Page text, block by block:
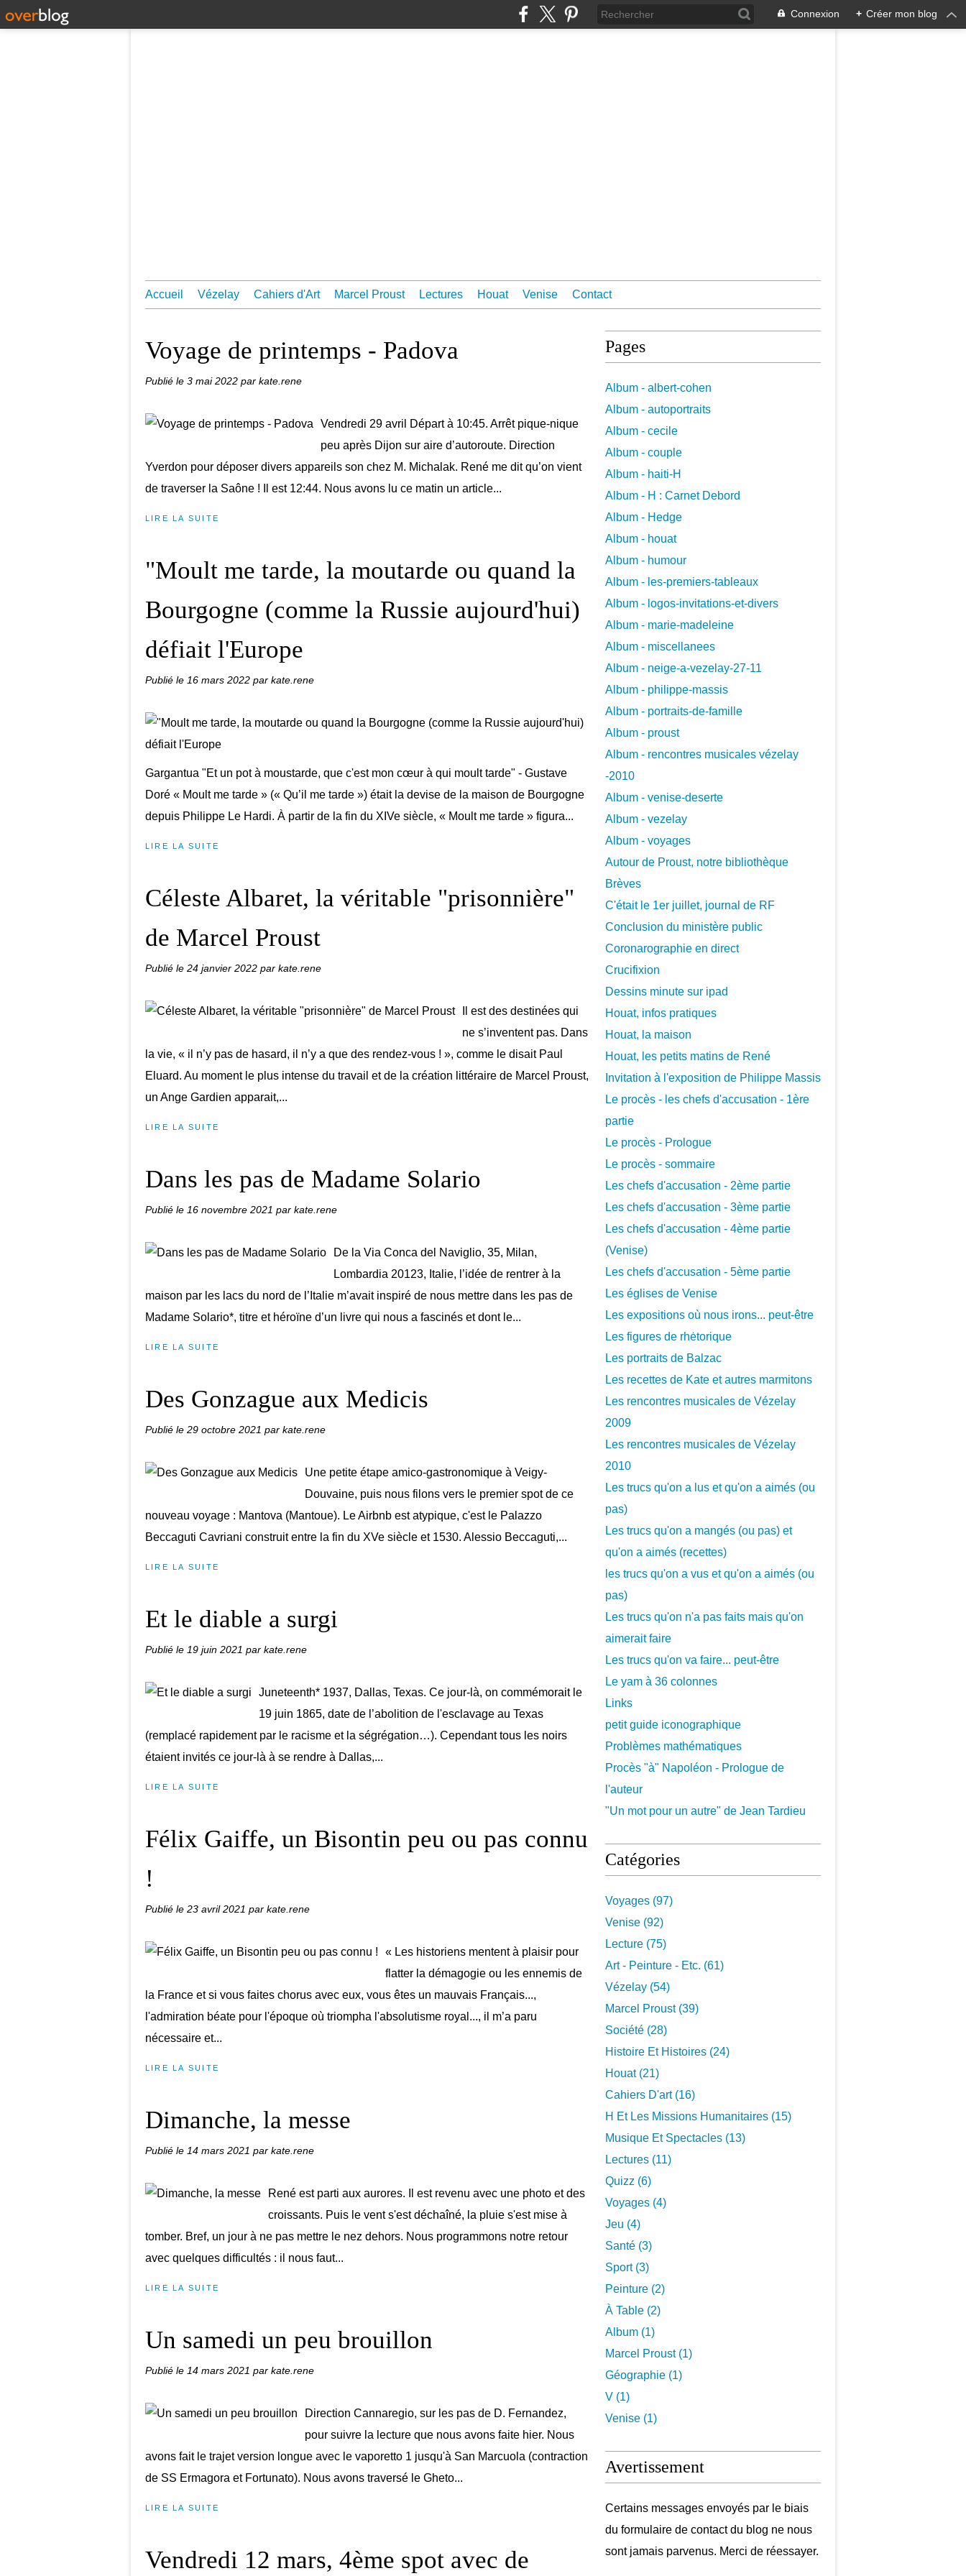
Connexion + Créer mon blog
Accueil Vézelay Cahiers d'Art Marcel Proust Lectures Houat Venise Contact
Voyage de printemps - Padova
Publié le 3 mai 2022 par kate.rene
Vendredi 29 avril Départ à 10:45. Arrêt pique-nique
peu après Dijon sur aire d’autoroute. Direction
Yverdon pour déposer divers appareils son chez M. Michalak. René me dit qu’on vient
de traverser la Saône ! Il est 12:44. Nous avons lu ce matin un article...
LIRE LA SUITE
"Moult me tarde, la moutarde ou quand la
Bourgogne (comme la Russie aujourd'hui)
défiait l'Europe
Publié le 16 mars 2022 par kate.rene
Gargantua "Et un pot à moustarde, que c'est mon cœur à qui moult tarde" - Gustave
Doré « Moult me tarde » (« Qu’il me tarde ») était la devise de la maison de Bourgogne
depuis Philippe Le Hardi. À partir de la fin du XIVe siècle, « Moult me tarde » figura...
LIRE LA SUITE
Céleste Albaret, la véritable "prisonnière"
de Marcel Proust
Publié le 24 janvier 2022 par kate.rene
Il est des destinées qui
ne s’inventent pas. Dans
la vie, « il n’y pas de hasard, il n’y a que des rendez-vous ! », comme le disait Paul
Eluard. Au moment le plus intense du travail et de la création littéraire de Marcel Proust,
un Ange Gardien apparait,...
LIRE LA SUITE
Dans les pas de Madame Solario
Publié le 16 novembre 2021 par kate.rene
De la Via Conca del Naviglio, 35, Milan,
Lombardia 20123, Italie, l’idée de rentrer à la
maison par les lacs du nord de l’Italie m’avait inspiré de nous mettre dans les pas de
Madame Solario*, titre et héroïne d’un livre qui nous a fascinés et dont le...
LIRE LA SUITE
Des Gonzague aux Medicis
Publié le 29 octobre 2021 par kate.rene
Une petite étape amico-gastronomique à Veigy-
Douvaine, puis nous filons vers le premier spot de ce
nouveau voyage : Mantova (Mantoue). Le Airbnb est atypique, c'est le Palazzo
Beccaguti Cavriani construit entre la fin du XVe siècle et 1530. Alessio Beccaguti,...
LIRE LA SUITE
Et le diable a surgi
Publié le 19 juin 2021 par kate.rene
Juneteenth* 1937, Dallas, Texas. Ce jour-là, on commémorait le
19 juin 1865, date de l’abolition de l'esclavage au Texas
(remplacé rapidement par le racisme et la ségrégation…). Cependant tous les noirs
étaient invités ce jour-là à se rendre à Dallas,...
LIRE LA SUITE
Félix Gaiffe, un Bisontin peu ou pas connu
!
Publié le 23 avril 2021 par kate.rene
« Les historiens mentent à plaisir pour
flatter la démagogie ou les ennemis de
la France et si vous faites chorus avec eux, vous êtes un mauvais Français...,
l'admiration béate pour l'époque où triompha l'absolutisme royal..., il m’a paru
nécessaire et...
LIRE LA SUITE
Dimanche, la messe
Publié le 14 mars 2021 par kate.rene
René est parti aux aurores. Il est revenu avec une photo et des
croissants. Puis le vent s'est déchaîné, la pluie s'est mise à
tomber. Bref, un jour à ne pas mettre le nez dehors. Nous programmons notre retour
avec quelques difficultés : il nous faut...
LIRE LA SUITE
Un samedi un peu brouillon
Publié le 14 mars 2021 par kate.rene
Direction Cannaregio, sur les pas de D. Fernandez,
pour suivre la lecture que nous avons faite hier. Nous
avons fait le trajet version longue avec le vaporetto 1 jusqu'à San Marcuola (contraction
de SS Ermagora et Fortunato). Nous avons traversé le Gheto...
LIRE LA SUITE
Vendredi 12 mars, 4ème spot avec de
Pages
Album - albert-cohen
Album - autoportraits
Album - cecile
Album - couple
Album - haiti-H
Album - H : Carnet Debord
Album - Hedge
Album - houat
Album - humour
Album - les-premiers-tableaux
Album - logos-invitations-et-divers
Album - marie-madeleine
Album - miscellanees
Album - neige-a-vezelay-27-11
Album - philippe-massis
Album - portraits-de-famille
Album - proust
Album - rencontres musicales vézelay
-2010
Album - venise-deserte
Album - vezelay
Album - voyages
Autour de Proust, notre bibliothèque
Brèves
C'était le 1er juillet, journal de RF
Conclusion du ministère public
Coronarographie en direct
Crucifixion
Dessins minute sur ipad
Houat, infos pratiques
Houat, la maison
Houat, les petits matins de René
Invitation à l'exposition de Philippe Massis
Le procès - les chefs d'accusation - 1ère
partie
Le procès - Prologue
Le procès - sommaire
Les chefs d'accusation - 2ème partie
Les chefs d'accusation - 3ème partie
Les chefs d'accusation - 4ème partie
(Venise)
Les chefs d'accusation - 5ème partie
Les églises de Venise
Les expositions où nous irons... peut-être
Les figures de rhėtorique
Les portraits de Balzac
Les recettes de Kate et autres marmitons
Les rencontres musicales de Vézelay
2009
Les rencontres musicales de Vézelay
2010
Les trucs qu'on a lus et qu'on a aimés (ou
pas)
Les trucs qu'on a mangés (ou pas) et
qu'on a aimés (recettes)
les trucs qu'on a vus et qu'on a aimés (ou
pas)
Les trucs qu'on n'a pas faits mais qu'on
aimerait faire
Les trucs qu'on va faire... peut-être
Le yam à 36 colonnes
Links
petit guide iconographique
Problèmes mathématiques
Procès "à" Napoléon - Prologue de
l'auteur
"Un mot pour un autre" de Jean Tardieu
Catégories
Voyages (97)
Venise (92)
Lecture (75)
Art - Peinture - Etc. (61)
Vézelay (54)
Marcel Proust (39)
Société (28)
Histoire Et Histoires (24)
Houat (21)
Cahiers D'art (16)
H Et Les Missions Humanitaires (15)
Musique Et Spectacles (13)
Lectures (11)
Quizz (6)
Voyages (4)
Jeu (4)
Santé (3)
Sport (3)
Peinture (2)
À Table (2)
Album (1)
Marcel Proust (1)
Géographie (1)
V (1)
Venise (1)
Avertissement
Certains messages envoyés par le biais
du formulaire de contact du blog ne nous
sont jamais parvenus. Merci de réessayer.